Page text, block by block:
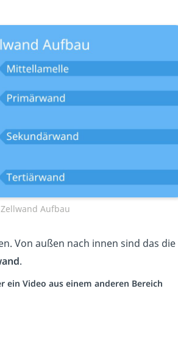
Zellwand Aufbau
Von außen nach innen sind das die
.
ein Video aus einem anderen Bereich